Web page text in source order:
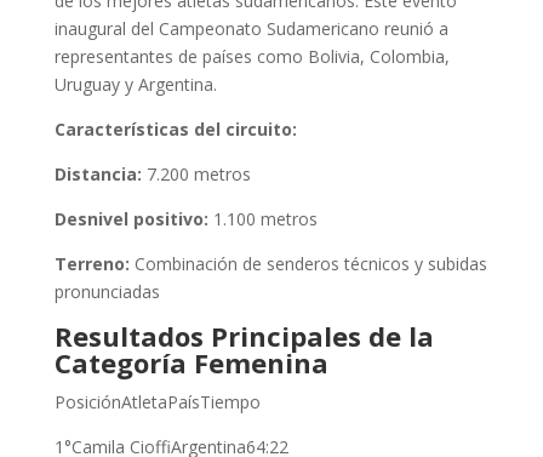
inaugural del Campeonato Sudamericano reunió a
representantes de países como Bolivia, Colombia,
Uruguay y Argentina.
Características del circuito:
Distancia: 7.200 metros
Desnivel positivo: 1.100 metros
Terreno: Combinación de senderos técnicos y subidas
pronunciadas
Resultados Principales de la
Categoría Femenina
PosiciónAtletaPaísTiempo
1°Camila CioffiArgentina64:22